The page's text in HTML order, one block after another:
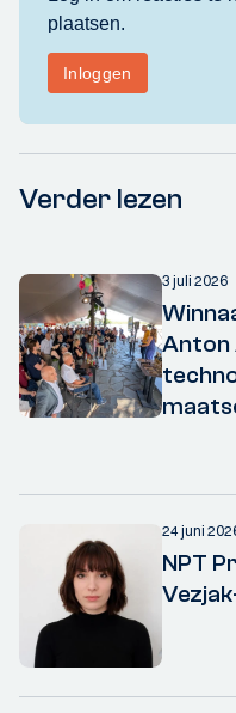
Verder lezen
3 juli 2026
Anton
24 juni
NPT